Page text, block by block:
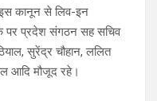
इस कानून से लिव-इन
पर प्रदेश संगठन सह सचिव
सुरेंद्र चौहान, ललित
आदि मौजूद रहे।